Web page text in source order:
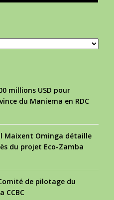
millions USD pour
du Maniema en RDC
Maixent Ominga détaille
du projet Eco-Zamba
de pilotage du
CCBC